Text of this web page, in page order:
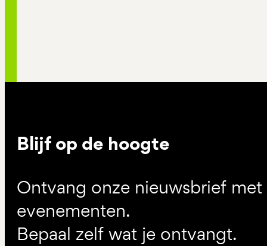
Blijf op de hoogte
Ontvang onze nieuwsbrief
evenementen.
Bepaal zelf wat je ontvangt.